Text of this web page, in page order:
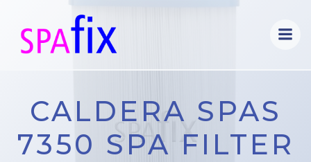
indhold
CALDERA SPAS
7350 SPA FILTER